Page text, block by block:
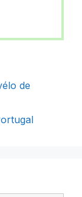
de